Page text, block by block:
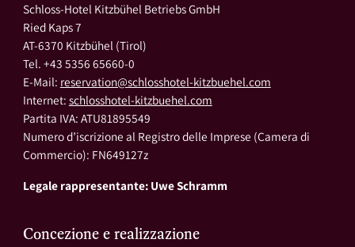
Schloss-Hotel Kitzbühel Betriebs GmbH
Ried Kaps 7
AT-6370 Kitzbühel (Tirol)
Tel. +43 5356 65660-0
E-Mail: reservation@schlosshotel-kitzbuehel.com
Internet: schlosshotel-kitzbuehel.com
Partita IVA: ATU81895549
Numero d’iscrizione al Registro delle Imprese (Camera di
Commercio): FN649127z
Legale rappresentante: Uwe Schramm
Concezione e realizzazione